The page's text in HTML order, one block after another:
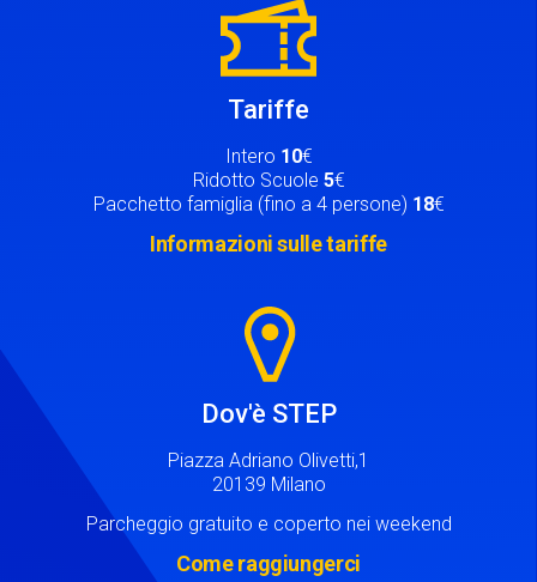
Tariffe
Intero 10€
Ridotto Scuole 5€
Pacchetto famiglia (fino a 4 persone) 18€
Informazioni sulle tariffe
Dov'è STEP
Piazza Adriano Olivetti,1
20139 Milano
Parcheggio gratuito e coperto nei weekend
Come raggiungerci